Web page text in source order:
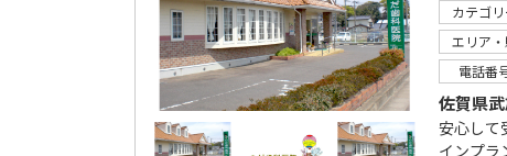
カテゴ
エリア・
電話番
佐賀県
安心して
インプラ